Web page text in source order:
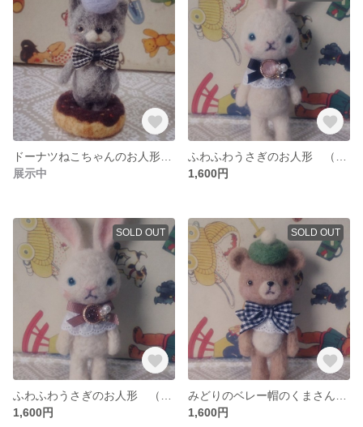
展示中
1,600円
SOLD OUT
1,600円
SOLD OUT
1,600円